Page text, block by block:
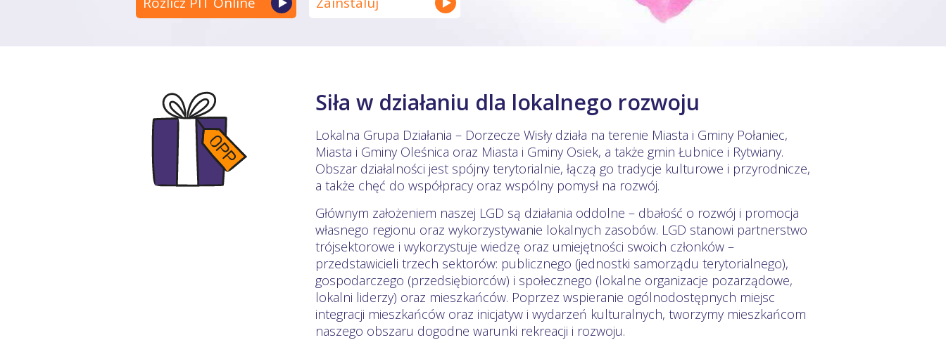
Siła w działaniu dla lokalnego rozwoju
Lokalna Grupa Działania – Dorzecze Wisły działa na terenie Miasta i Gminy Połaniec,
Miasta i Gminy Oleśnica oraz Miasta i Gminy Osiek, a także gmin Łubnice i Rytwiany.
Obszar działalności jest spójny terytorialnie, łączą go tradycje kulturowe i przyrodnicze,
a także chęć do współpracy oraz wspólny pomysł na rozwój.
Głównym założeniem naszej LGD są działania oddolne – dbałość o rozwój i promocja
własnego regionu oraz wykorzystywanie lokalnych zasobów. LGD stanowi partnerstwo
trójsektorowe i wykorzystuje wiedzę oraz umiejętności swoich członków –
przedstawicieli trzech sektorów: publicznego (jednostki samorządu terytorialnego),
gospodarczego (przedsiębiorców) i społecznego (lokalne organizacje pozarządowe,
lokalni liderzy) oraz mieszkańców. Poprzez wspieranie ogólnodostępnych miejsc
integracji mieszkańców oraz inicjatyw i wydarzeń kulturalnych, tworzymy mieszkańcom
naszego obszaru dogodne warunki rekreacji i rozwoju.